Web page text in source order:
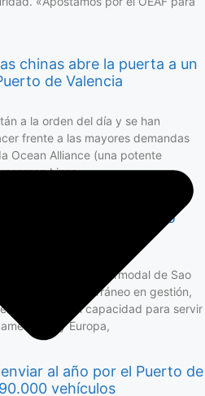
chinas abre la puerta a un
de Valencia
a la orden del día y se han
frente a las mayores demandas
Ocean Alliance (una potente
Lines,
presenta en Brasil como
en la feria «Intermodal de Sao
del Mediterráneo en gestión,
y con capacidad para servir
y Europa,
al año por el Puerto de
vehículos